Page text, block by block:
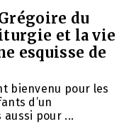
du
et la vie
esquisse de
bienvenu pour les
d’un
pour ...